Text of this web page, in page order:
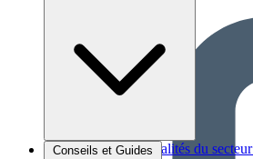
Brèves et actus Actualités du secteur
Conseils et Guides